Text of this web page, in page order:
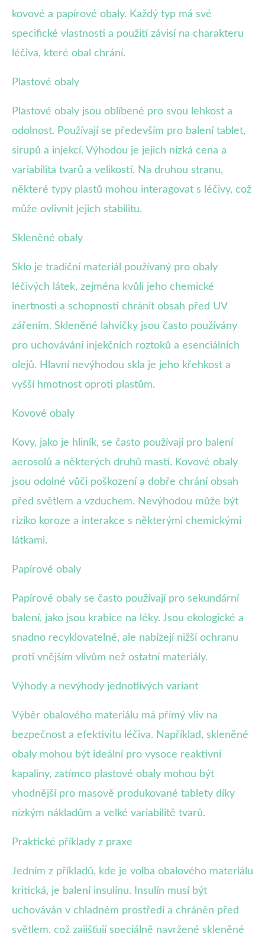
kovové a papírové obaly. Každý typ má své
specifické vlastnosti a použití závisí na charakteru
léčiva, které obal chrání.
Plastové obaly
Plastové obaly jsou oblíbené pro svou lehkost a
odolnost. Používají se především pro balení tablet,
sirupů a injekcí. Výhodou je jejich nízká cena a
variabilita tvarů a velikostí. Na druhou stranu,
některé typy plastů mohou interagovat s léčivy, což
může ovlivnit jejich stabilitu.
Skleněné obaly
Sklo je tradiční materiál používaný pro obaly
léčivých látek, zejména kvůli jeho chemické
inertnosti a schopnosti chránit obsah před UV
zářením. Skleněné lahvičky jsou často používány
pro uchovávání injekčních roztoků a esenciálních
olejů. Hlavní nevýhodou skla je jeho křehkost a
vyšší hmotnost oproti plastům.
Kovové obaly
Kovy, jako je hliník, se často používají pro balení
aerosolů a některých druhů mastí. Kovové obaly
jsou odolné vůči poškození a dobře chrání obsah
před světlem a vzduchem. Nevýhodou může být
riziko koroze a interakce s některými chemickými
látkami.
Papírové obaly
Papírové obaly se často používají pro sekundární
balení, jako jsou krabice na léky. Jsou ekologické a
snadno recyklovatelné, ale nabízejí nižší ochranu
proti vnějším vlivům než ostatní materiály.
Výhody a nevýhody jednotlivých variant
Výběr obalového materiálu má přímý vliv na
bezpečnost a efektivitu léčiva. Například, skleněné
obaly mohou být ideální pro vysoce reaktivní
kapaliny, zatímco plastové obaly mohou být
vhodnější pro masově produkované tablety díky
nízkým nákladům a velké variabilitě tvarů.
Praktické příklady z praxe
Jedním z příkladů, kde je volba obalového materiálu
kritická, je balení insulínu. Insulín musí být
uchováván v chladném prostředí a chráněn před
světlem, což zajišťují speciálně navržené skleněné